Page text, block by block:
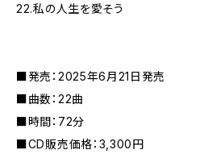
22.私の人生を愛そう
■発売：2025年6月21日発売
■曲数：22曲
■時間：72分
■CD販売価格：3,300円